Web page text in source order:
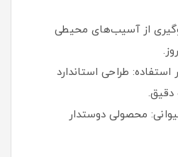
از آسیب‌های محیطی
استفاده: طراحی استاندارد
دقیق.
محصولی دوستدار